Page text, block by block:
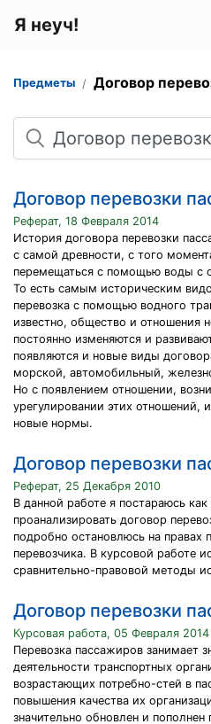
Я неуч!
Предметы Договор
Поиск
Договор перевозки
Реферат, 18 Февраля 2014
История договора перевозки
с самой древности, с того
перемещаться с помощью воды с
То есть самым историческим
перевозка с помощью водного
известно, общество и отношения
постоянно изменяются и
появляются и новые виды
морской, автомобильный,
Но с появлением отношении,
урегулировании этих отношений,
новые нормы.
Договор перевозки
Реферат, 25 Декабря 2010
В данной работе я постараюсь
проанализировать договор
подробно остановлюсь на правах
перевозчика. В курсовой работе
сравнительно-правовой методы
Договор перевозки
Курсовая работа, 05 Февраля 2014
Перевозка пассажиров занимает
деятельности транспортных
возрастающих потребно-стей в
повышения качества их
значительно обновлен и